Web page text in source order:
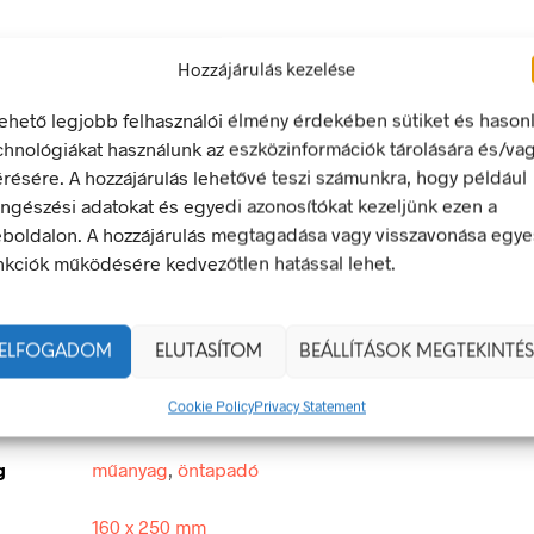
Hozzájárulás kezelése
legjobb felhasználói élmény érdekében sütiket és
használunk az eszközinformációk tárolására és/
A hozzájárulás lehetővé teszi számunkra, hogy például
adatokat és egyedi azonosítókat kezeljünk ezen a
A hozzájárulás megtagadása vagy visszavonása
működésére kedvezőtlen hatással lehet.
ELFOGADOM ELUTASÍTOM BEÁLLÍTÁSOK
Cookie PolicyPrivacy Statement
LEÍRÁS TOVÁBBI INFORMÁCIÓK
padlózat! Botlásveszély!
jel olyan biztonsági jel, amely valamely veszélyforrásra
a 2/1998. (I. 16.) MüM rendelet a munkahelyen
egészségvédelmi jelzésekről szóló jogszabálynak
160 × 250 mm
műanyag, öntapadó
160 x 250 mm